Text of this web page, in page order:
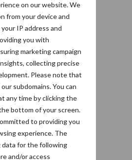
on our website. We
from your device and
IP address and
you with
marketing campaign
collecting precise
Please note that
subdomains. You can
any time by clicking the
bottom of your screen.
to providing you
experience. The
for the following
and/or access
zoals
voederproductie;
hun
september